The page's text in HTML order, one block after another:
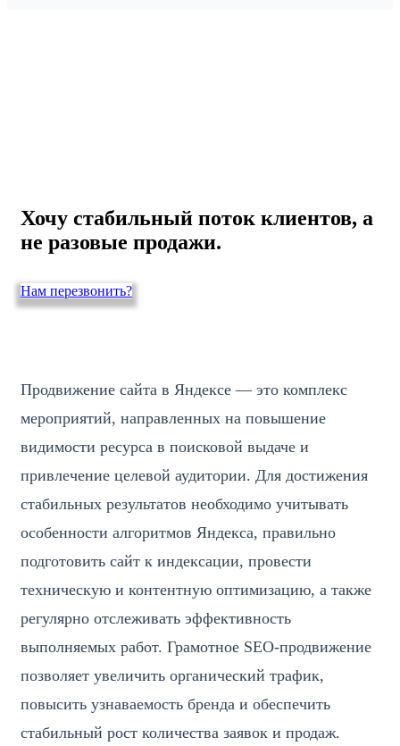
Хочу стабильный поток клиентов, а
не разовые продажи.
Нам перезвонить?
Продвижение сайта в Яндексе — это комплекс
мероприятий, направленных на повышение
видимости ресурса в поисковой выдаче и
привлечение целевой аудитории. Для достижения
стабильных результатов необходимо учитывать
особенности алгоритмов Яндекса, правильно
подготовить сайт к индексации, провести
техническую и контентную оптимизацию, а также
регулярно отслеживать эффективность
выполняемых работ. Грамотное SEO-продвижение
позволяет увеличить органический трафик,
повысить узнаваемость бренда и обеспечить
стабильный рост количества заявок и продаж.